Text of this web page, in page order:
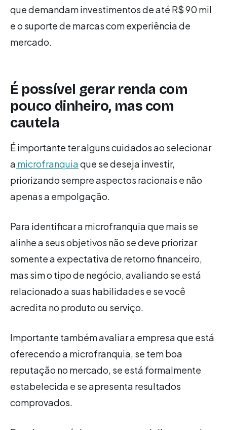
que demandam investimentos de até R$ 90 mil
e o suporte de marcas com experiência de
mercado.
É possível gerar renda com
pouco dinheiro, mas com
cautela
É importante ter alguns cuidados ao selecionar
a microfranquiaque se deseja investir,
priorizando sempre aspectos racionais e não
apenas a empolgação.
Para identificar a microfranquia que mais se
alinhe a seus objetivos não se deve priorizar
somente a expectativa de retorno financeiro,
mas sim o tipo de negócio, avaliando se está
relacionado a suas habilidades e se você
acredita no produto ou serviço.
Importante também avaliar a empresa que está
oferecendo a microfranquia, se tem boa
reputação no mercado, se está formalmente
estabelecida e se apresenta resultados
comprovados.